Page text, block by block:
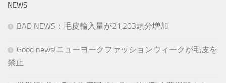
NEWS
BAD NEWS：毛皮輸入量が21,203頭分増加
Good news!ニューヨークファッションウィークが毛皮を
禁止